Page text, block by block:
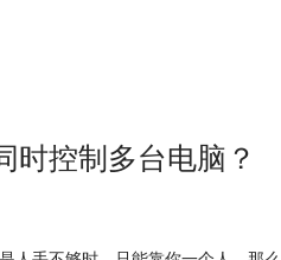
时控制多台电脑？